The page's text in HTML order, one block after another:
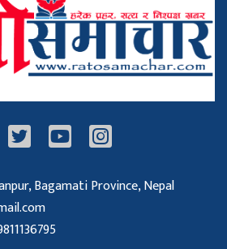
Bagamati Province, Nepal